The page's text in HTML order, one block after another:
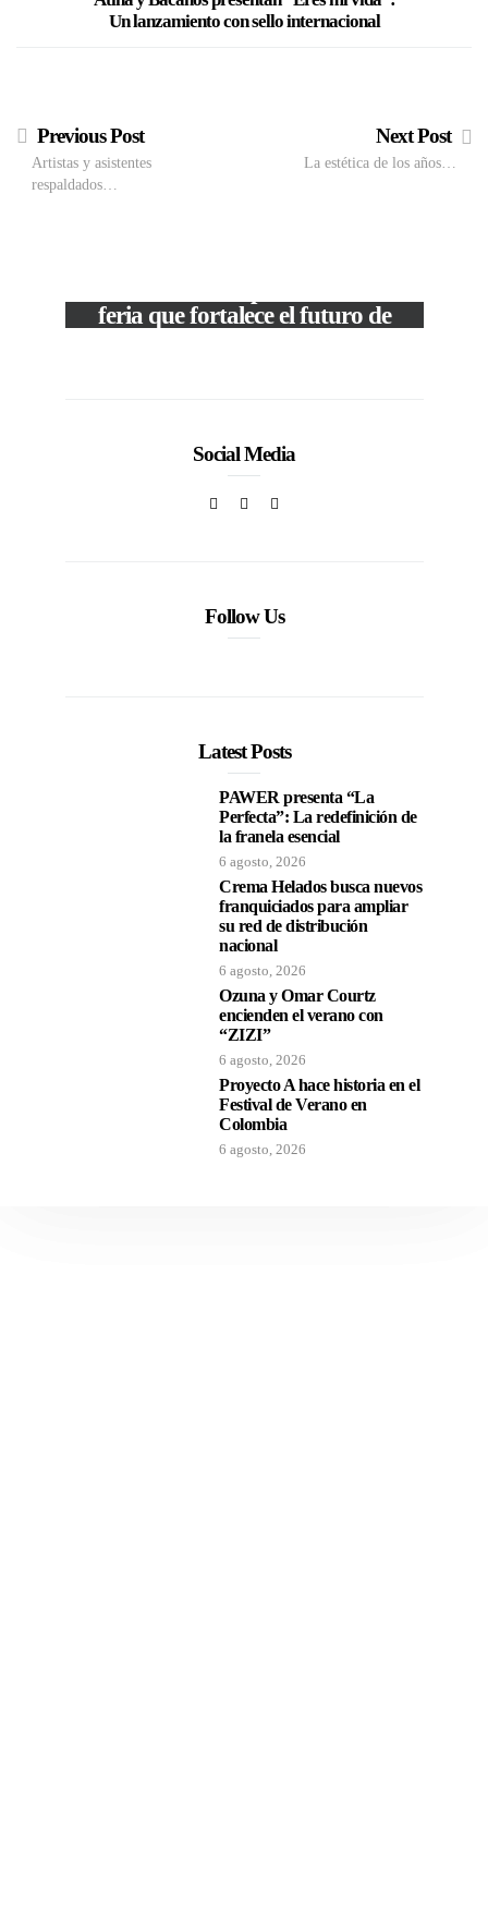
Un lanzamiento con sello internacional
Previous Post
Artistas y asistentes
respaldados…
Next Post
La estética de los años…
feria que fortalece el futuro de
Social Media
Follow Us
Latest Posts
PAWER presenta “La
Perfecta”: La redefinición de
la franela esencial
6 agosto, 2026
Crema Helados busca nuevos
franquiciados para ampliar
su red de distribución
nacional
6 agosto, 2026
Ozuna y Omar Courtz
encienden el verano con
“ZIZI”
6 agosto, 2026
Proyecto A hace historia en el
Festival de Verano en
Colombia
6 agosto, 2026